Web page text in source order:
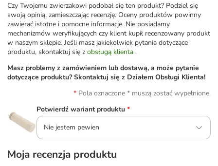
Czy Twojemu zwierzakowi podobał się ten produkt? Podziel się
swoją opinią, zamieszczając recenzję. Oceny produktów powinny
zawierać istotne i pomocne informacje. Nie posiadamy
mechanizmów weryfikujących czy klient kupił recenzowany produkt
w naszym sklepie. Jeśli masz jakiekolwiek pytania dotyczące
produktu, skontaktuj się z obsługą klienta .
Masz problemy z zamówieniem lub dostawą, a może pytanie
dotyczące produktu? Skontaktuj się z Działem Obsługi Klienta!
Pola oznaczone * muszą zostać wypełnione.
Potwierdź wariant produktu *
Nie jestem pewien
Moja recenzja produktu